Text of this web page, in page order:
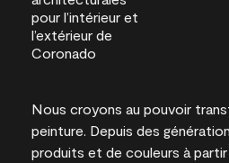
Nous croyons au pouvoir
peinture. Depuis des
produits et de couleurs à partir